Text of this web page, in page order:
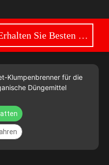
Erhalten Sie Besten Preis
Klumpenbrenner für die
Düngemittel